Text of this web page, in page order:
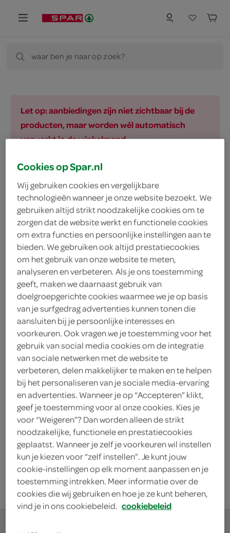
waar ben je naar op zoek?
Let op: aanbiedingen zijn niet zichtbaar bij de
producten, maar worden wél automatisch
verwerkt in de winkelmand.
baby, kind geneesmiddelen
vegetarisch biologisch
filter (2)
Happysoaps kids shampoo en
bodywash aloe vera
80 Gram
9.79 kies je SPAR
Happysoaps shaving bar aloë
vera
80 Gram
9.59 kies je SPAR
Cookies op Spar.nl
Wij gebruiken cookies en vergelijkbare
technologieën wanneer je onze website bezoekt. We
gebruiken altijd strikt noodzakelijke cookies om te
zorgen dat de website werkt en functionele cookies
om extra functies en persoonlijke instellingen aan te
bieden. We gebruiken ook altijd prestatiecookies
om het gebruik van onze website te meten,
analyseren en verbeteren. Als je ons toestemming
geeft, maken we daarnaast gebruik van
doelgroepgerichte cookies waarmee we je op basis
van je surfgedrag advertenties kunnen tonen die
aansluiten bij je persoonlijke interesses en
voorkeuren. Ook vragen we je toestemming voor het
gebruik van social media cookies om de integratie
van sociale netwerken met de website te
verbeteren, delen makkelijker te maken en te helpen
bij het personaliseren van je sociale media-ervaring
en advertenties. Wanneer je op “Accepteren” klikt,
geef je toestemming voor al onze cookies. Kies je
voor “Weigeren”? Dan worden alleen de strikt
noodzakelijke, functionele en prestatiecookies
geplaatst. Wanneer je zelf je voorkeuren wil instellen
kun je kiezen voor “zelf instellen”. Je kunt jouw
cookie-instellingen op elk moment aanpassen en je
toestemming intrekken. Meer informatie over de
cookies die wij gebruiken en hoe je ze kunt beheren,
vind je in ons cookiebeleid. cookiebeleid